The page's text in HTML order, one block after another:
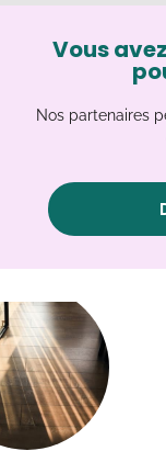
Vous
Nos partenaires